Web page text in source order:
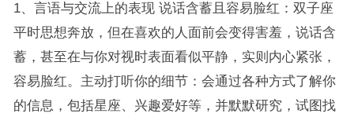
1、言语与交流上的表现 说话含蓄且容易脸红：双子座
平时思想奔放，但在喜欢的人面前会变得害羞，说话含
蓄，甚至在与你对视时表面看似平静，实则内心紧张，
容易脸红。主动打听你的细节：会通过各种方式了解你
的信息，包括星座、兴趣爱好等，并默默研究，试图找